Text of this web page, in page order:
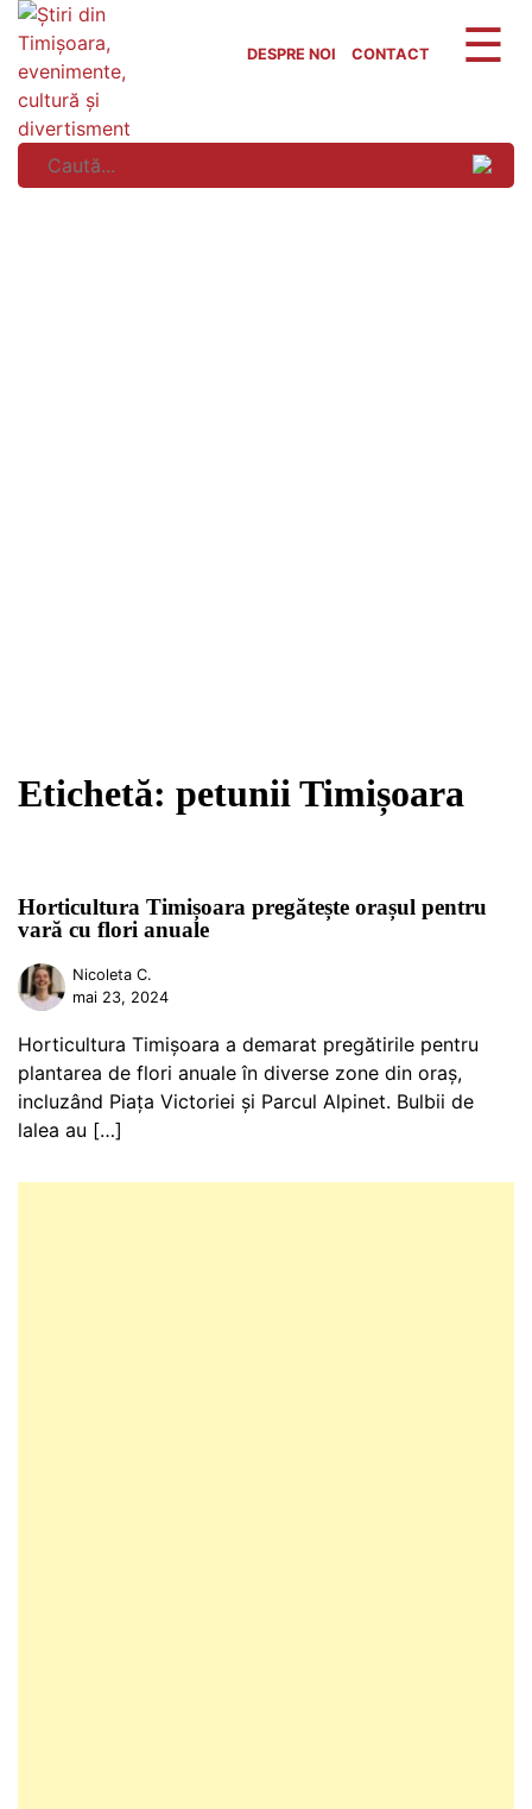
Skip
content
DESPRE NOI CONTACT
Etichetă: petunii Timișoara
Horticultura Timișoara pregătește orașul pentru
vară cu flori anuale
Nicoleta C.
mai 23, 2024
Horticultura Timișoara a demarat pregătirile pentru
plantarea de flori anuale în diverse zone din oraș,
incluzând Piața Victoriei și Parcul Alpinet. Bulbii de
lalea au […]